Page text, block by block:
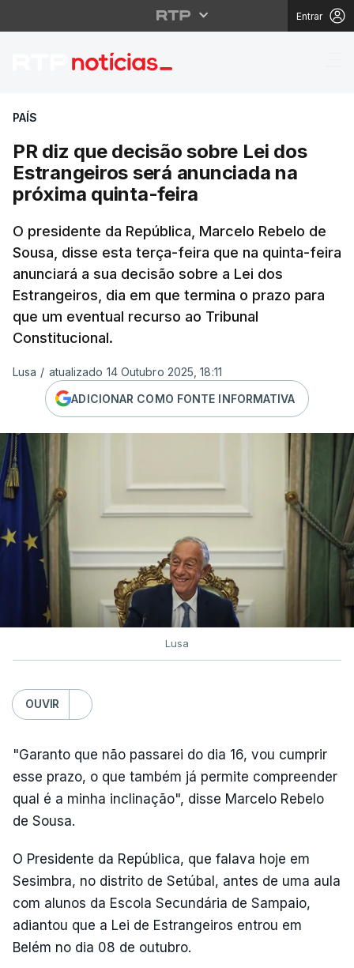
Entrar
PR diz que decisão
PAÍS
PR diz que decisão sobre Lei dos
Estrangeiros será anunciada na
próxima quinta-feira
O presidente da República, Marcelo Rebelo de
Sousa, disse esta terça-feira que na quinta-feira
anunciará a sua decisão sobre a Lei dos
Estrangeiros, dia em que termina o prazo para
que um eventual recurso ao Tribunal
Constitucional.
Lusa / atualizado 14 Outubro 2025, 18:11
ADICIONAR COMO FONTE INFORMATIVA
Lusa
OUVIR
"Garanto que não passarei do dia 16, vou cumprir
esse prazo, o que também já permite compreender
qual é a minha inclinação", disse Marcelo Rebelo
de Sousa.
O Presidente da República, que falava hoje em
Sesimbra, no distrito de Setúbal, antes de uma aula
com alunos da Escola Secundária de Sampaio,
adiantou que a Lei de Estrangeiros entrou em
Belém no dia 08 de outubro.